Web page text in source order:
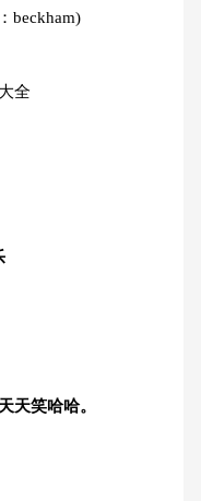
beckham)
全
天笑哈哈。